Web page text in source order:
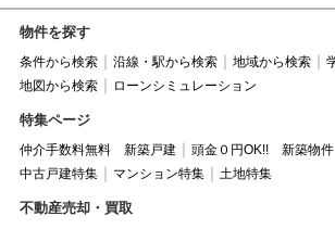
物件を探す
条件から検索 沿線・駅から検索 地域から検索
地図から検索
ローンシミュレーション
特集ページ
仲介手数料無料 新築戸建 頭金０円OK!! 新築物件
中古戸建特集
マンション特集 土地特集
不動産売却・買取